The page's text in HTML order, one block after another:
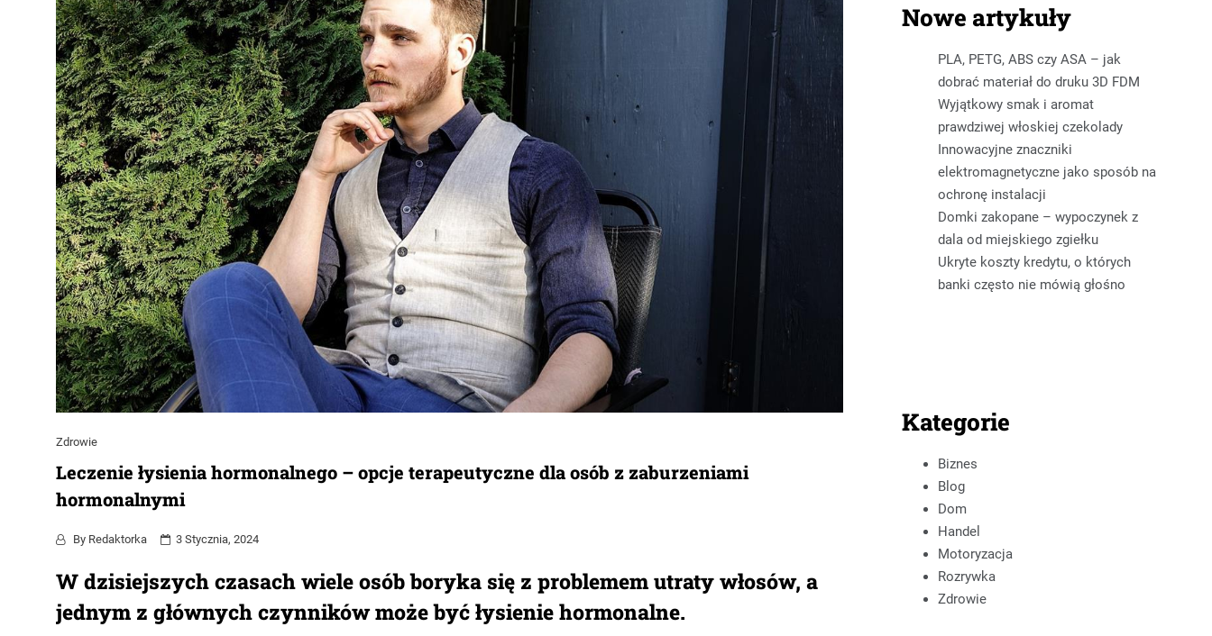
Zdrowie
Leczenie łysienia hormonalnego – opcje terapeutyczne dla osób z zaburzeniami
hormonalnymi
By Redaktorka 3 Stycznia, 2024
W dzisiejszych czasach wiele osób boryka się z problemem utraty włosów, a
jednym z głównych czynników może być łysienie hormonalne.
Nowe artykuły
PLA, PETG, ABS czy ASA – jak
dobrać materiał do druku 3D FDM
Wyjątkowy smak i aromat
prawdziwej włoskiej czekolady
Innowacyjne znaczniki
elektromagnetyczne jako sposób na
ochronę instalacji
Domki zakopane – wypoczynek z
dala od miejskiego zgiełku
Ukryte koszty kredytu, o których
banki często nie mówią głośno
Kategorie
Biznes
Blog
Dom
Handel
Motoryzacja
Rozrywka
Zdrowie